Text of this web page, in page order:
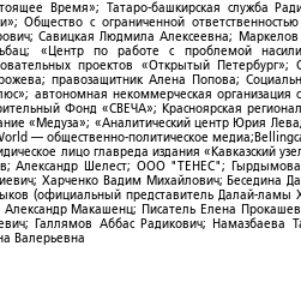
Время»; Татаро-башкирская служба
Общество с ограниченной
Савицкая Людмила Алексеевна; Маркелов
«Центр по работе с проблемой
проектов «Открытый Петербург»;
правозащитник Алена Попова;
автономная некоммерческая организация
Фонд «СВЕЧА»; Красноярская
«Медуза»; «Аналитический центр Юрия
— общественно-политическое
лицо главреда издания «Кавказский
Александр Шелест; ООО "ТЕНЕС"; Гырдымова
Харченко Вадим Михайлович; Беседина
(официальный представитель Далай-ламы
Макашенц; Писатель Елена
Галлямов Аббас Радикович; Намазбаева
Валерьевна